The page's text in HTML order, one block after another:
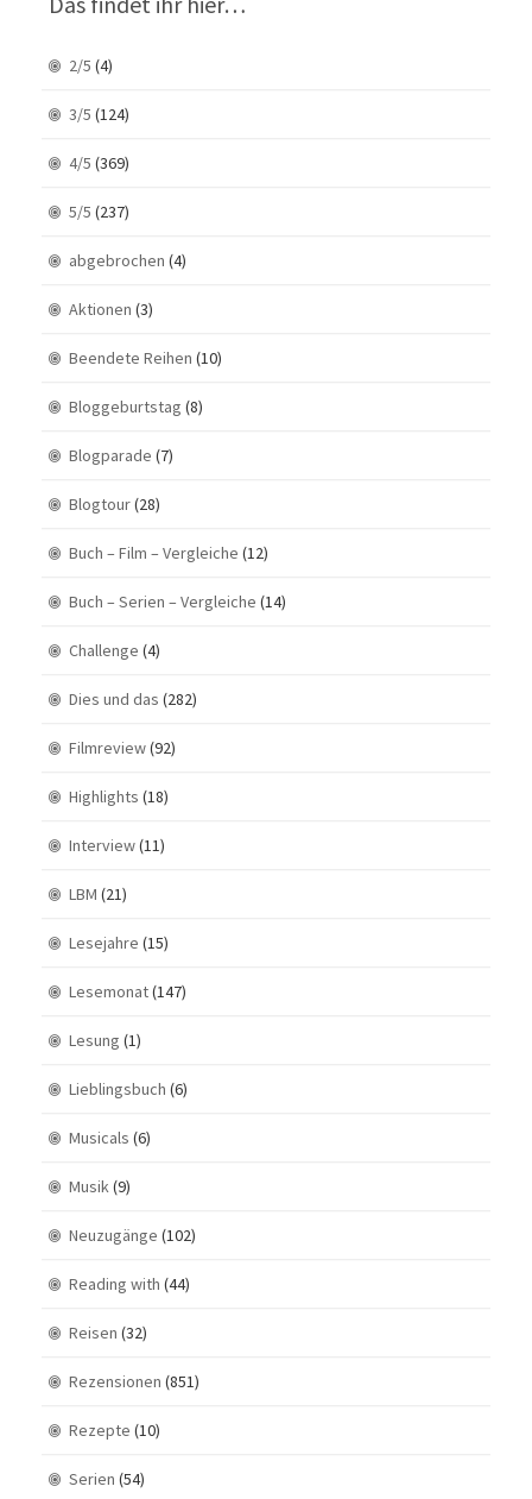
2/5 (4)
3/5 (124)
4/5 (369)
5/5 (237)
abgebrochen (4)
Aktionen (3)
Beendete Reihen (10)
Bloggeburtstag (8)
Blogparade (7)
Blogtour(28)
Buch – Film – Vergleiche (12)
Buch – Serien – Vergleiche (14)
Challenge (4)
Dies und das (282)
Filmreview(92)
Highlights (18)
Interview(11)
LBM (21)
Lesejahre (15)
Lesemonat(147)
Lesung (1)
Lieblingsbuch (6)
Musicals (6)
Musik(9)
Neuzugänge (102)
Reading with (44)
Reisen (32)
Rezensionen (851)
Rezepte (10)
Serien (54)